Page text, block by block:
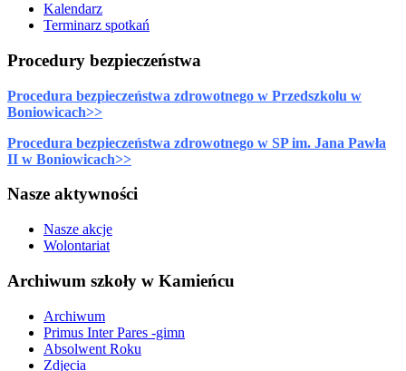
Kalendarz
Terminarz spotkań
Procedury bezpieczeństwa
Procedura bezpieczeństwa zdrowotnego w Przedszkolu w
Boniowicach>>
Procedura bezpieczeństwa zdrowotnego w SP im. Jana Pawła
II w Boniowicach>>
Nasze aktywności
Nasze akcje
Wolontariat
Archiwum szkoły w Kamieńcu
Archiwum
Primus Inter Pares -gimn
Absolwent Roku
Zdjęcia